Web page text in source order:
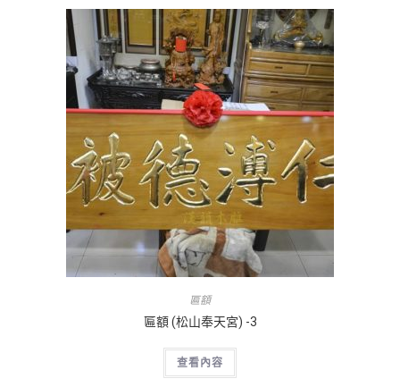
匾額
匾額 (松山奉天宮) -3
查看內容